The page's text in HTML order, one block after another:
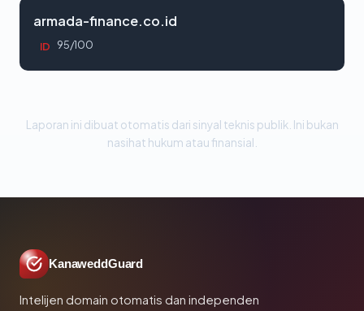
armada-finance.co.id
ID 95/100
Laporan ini dibuat otomatis dari sinyal teknis publik. Ini bukan
nasihat hukum atau finansial.
KanaweddGuard
Intelijen domain otomatis dan independen